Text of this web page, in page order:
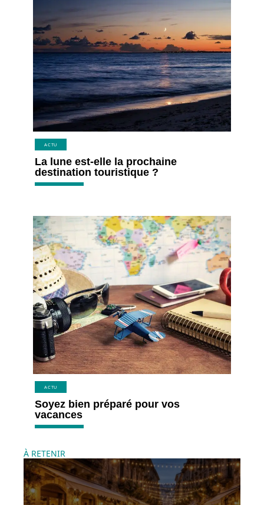
ACTU
La lune est-elle la prochaine
destination touristique ?
ACTU
Soyez bien préparé pour vos
vacances
À RETENIR